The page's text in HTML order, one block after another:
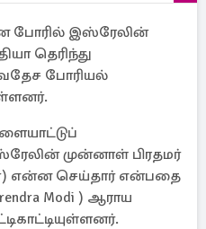
போரில் இஸ்ரேலின்
தெரிந்து
போரியல்
முன்னாள் பிரதமர்
என்ன செய்தார் என்பதை
Modi ) ஆராய